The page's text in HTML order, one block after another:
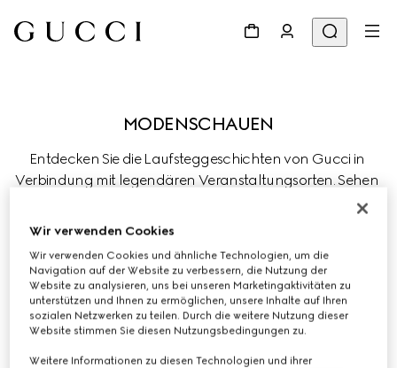
Entdecken Sie die Laufsteggeschichten von Gucci in
Verbindung mit legendären Veranstaltungsorten. Sehen
Kollektionen des Hauses an, in denen Tradition durch
Wir verwenden Cookies
Wir verwenden Cookies und ähnliche Technologien, um die
Navigation auf der Website zu verbessern, die Nutzung der
Website zu analysieren, uns bei unseren Marketingaktivitäten zu
unterstützen und Ihnen zu ermöglichen, unsere Inhalte auf Ihren
sozialen Netzwerken zu teilen. Durch die weitere Nutzung dieser
Website stimmen Sie diesen Nutzungsbedingungen zu.
Weitere Informationen zu diesen Technologien und ihrer